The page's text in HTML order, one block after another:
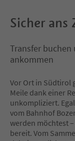
Sicher ans
Transfer
ankommen
Vor Ort in Südtirol
Meile dank einer
unkompliziert.
vom Bahnhof
werden möchtest
bereit. Vom